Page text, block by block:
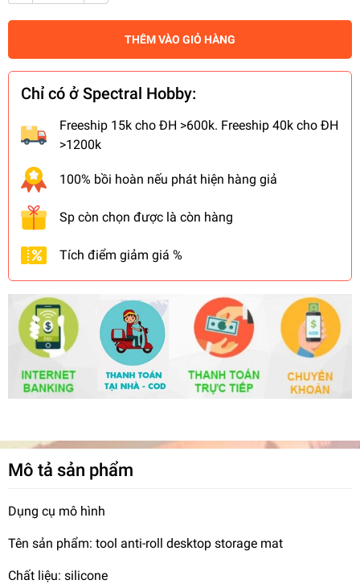
THÊM VÀO GIỎ HÀNG
Chỉ có ở Spectral Hobby:
Freeship 15k cho ĐH >600k. Freeship 40k cho ĐH
>1200k
100% bồi hoàn nếu phát hiện hàng giả
Sp còn chọn được là còn hàng
Tích điểm giảm giá %
Mô tả sản phẩm
Dụng cụ mô hình
Tên sản phẩm: tool anti-roll desktop storage mat
Chất liệu: silicone